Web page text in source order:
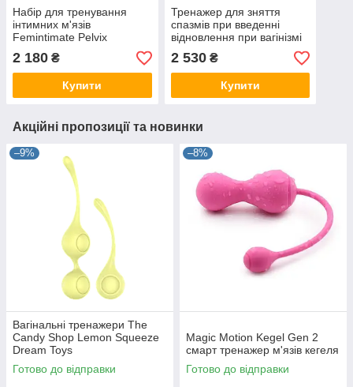
Набір для тренування
інтимних м'язів
Femintimate Pelvix
2 180 ₴
Купити
Тренажер для зняття
спазмів при введенні
відновлення при вагінізмі
Unite Silicone Dilators Set
2 530₴
Купити
Акційні пропозиції та новинки
–9%
Вагінальні тренажери The
Candy Shop Lemon Squeeze
Dream Toys
Готово до відправки
–8%
Magic Motion Kegel Gen 2
смарт тренажер м'язів кегеля
Готово до відправки